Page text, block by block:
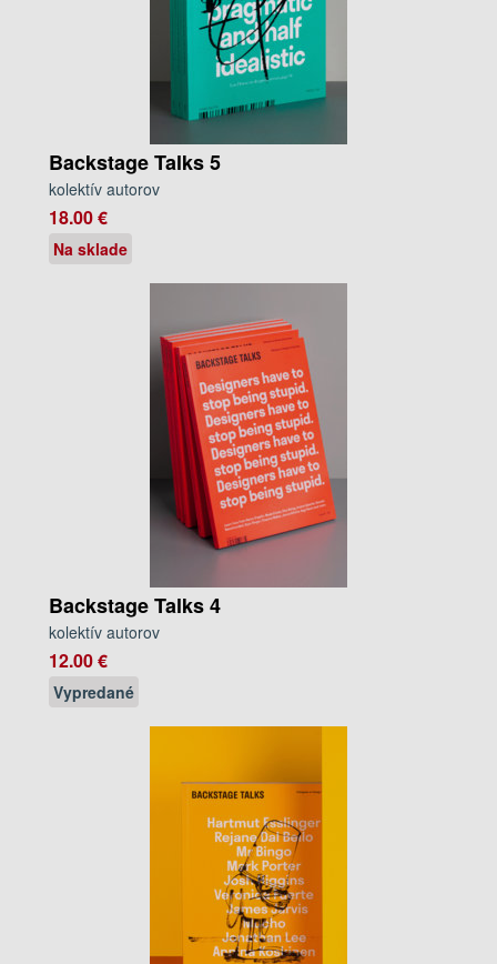
Backstage Talks 5
kolektív autorov
18.00 €
Na sklade
Backstage Talks 4
kolektív autorov
12.00 €
Vypredané